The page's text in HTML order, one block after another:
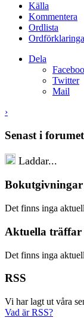
Källa
Kommentera
Ordlista
Dela
Twitter
Mail
›
Senast i forumet
Laddar...
Bokutgivningar
Det finns inga
Aktuella träffar
Det finns inga
RSS
Vi har lagt ut våra
Vad är RSS?